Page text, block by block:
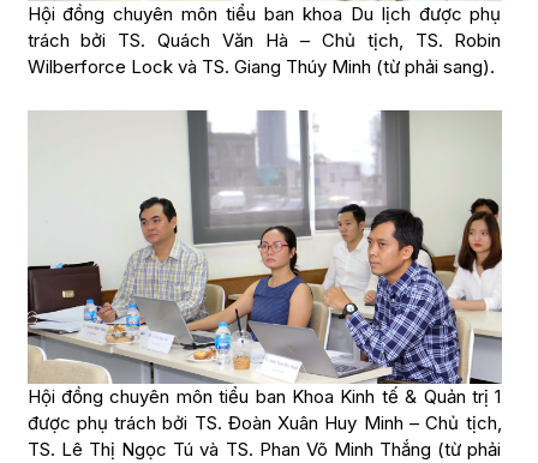
Hội đồng chuyên môn tiểu ban khoa Du lịch được phụ
trách bởi TS. Quách Văn Hà – Chủ tịch, TS. Robin
Wilberforce Lock và TS. Giang Thúy Minh (từ phải sang).
Hội đồng chuyên môn tiểu ban Khoa Kinh tế & Quản trị 1
được phụ trách bởi TS. Đoàn Xuân Huy Minh – Chủ tịch,
TS. Lê Thị Ngọc Tú và TS. Phan Võ Minh Thắng (từ phải